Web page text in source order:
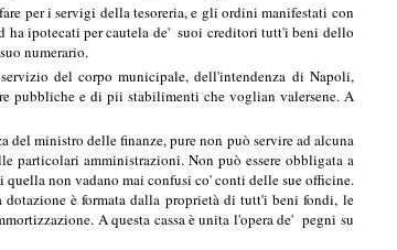
per i servigi della tesoreria, e gli ordini manifestati con
ha ipotecati per cautela de' suoi creditori tutt'i beni dello
numerario.
del corpo municipale, dell'intendenza di Napoli,
pubbliche e di pii stabilimenti che voglian valersene. A
del ministro delle finanze, pure non può servire ad alcuna
particolari amministrazioni. Non può essere obbligata a
quella non vadano mai confusi co' conti delle sue officine.
è formata dalla proprietà di tutt'i beni fondi, le
A questa cassa è unita l'opera de' pegni su